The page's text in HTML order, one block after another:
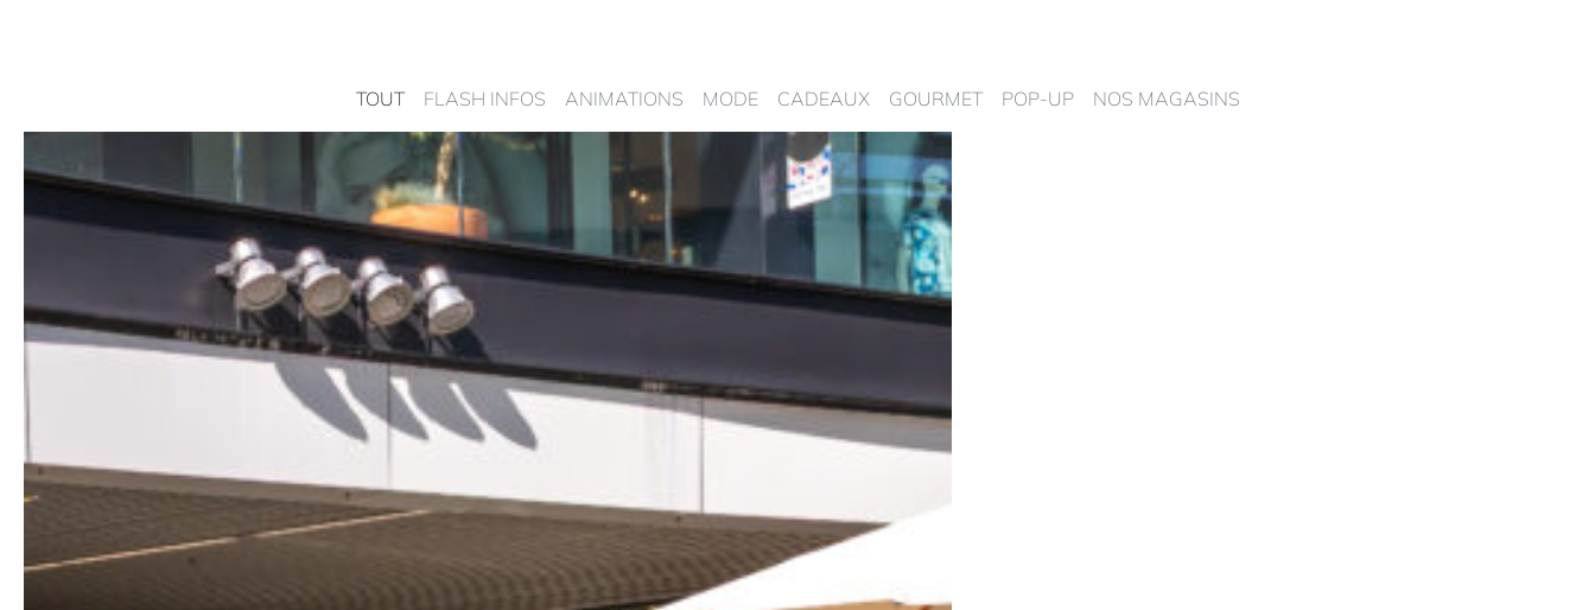
FLASH INFOS ANIMATIONS MODE CADEAUX GOURMET POP-UP NOS MAGASINS
TOUT